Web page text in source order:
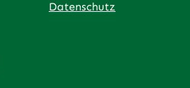
Link)
(externer Link)
(externer Link)
neuem Tab (externer Link)
Datenschutz